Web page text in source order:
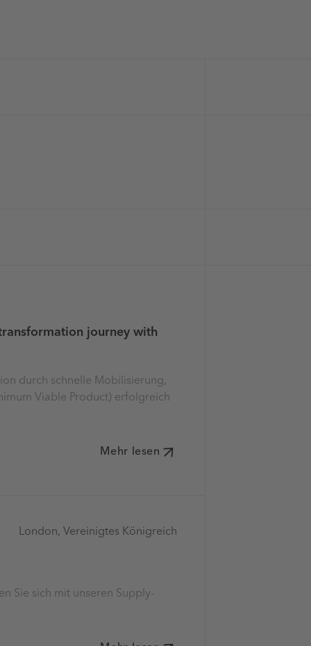
journey with
durch schnelle Mobilisierung,
Viable Product) erfolgreich
Mehr lesen
London, Vereinigtes Königreich
Sie sich mit unseren Supply-